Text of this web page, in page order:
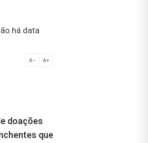
há data
A− A+
Normal
doações
que